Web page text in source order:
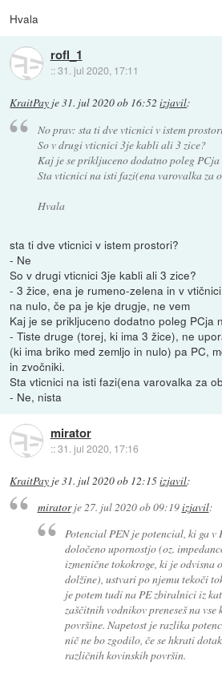
Hvala
rofl_1
::31. jul 2020, 17:11
KraitPay je31. jul 2020 ob 16:52 izjavil:
No prav: sta ti dve vticnici v istem
So v drugi vticnici 3je kabli ali 3 zice?
Kaj je se prikljuceno dodatno poleg
Sta vticnici na isti fazi(ena varovalka za
Hvala
sta ti dve vticnici v istem prostori?
- Ne
So v drugi vticnici 3je kabli ali 3 zice?
- 3 žice, ena je rumeno-zelena in v
na nulo, če pa je kje drugje, ne vem
Kaj je se prikljuceno dodatno poleg PCja
- Tiste druge (torej, ki ima 3 žice), ne
(ki ima briko med zemljo in nulo) pa PC,
in zvočniki.
Sta vticnici na isti fazi(ena varovalka za
- Ne, nista
mirator
::31. jul 2020, 17:16
KraitPay je31. jul 2020 ob 12:15izjavil:
miratorje27. jul 2020 ob 09:19izjavil:
Potencial PEN je potencial, ki ga v
določeno upornostjo (oz.
izmenične tokokroge, ki je odvisna
dolžine), ustvari po njemu tekoči
je potem tudi na PE zbiralnici iz
zaščitnih vodnikov preneseš na vse
površine. Napetost je razlika
nič ne bo zgodilo, če se hkrati
različnih kovinskih površin.